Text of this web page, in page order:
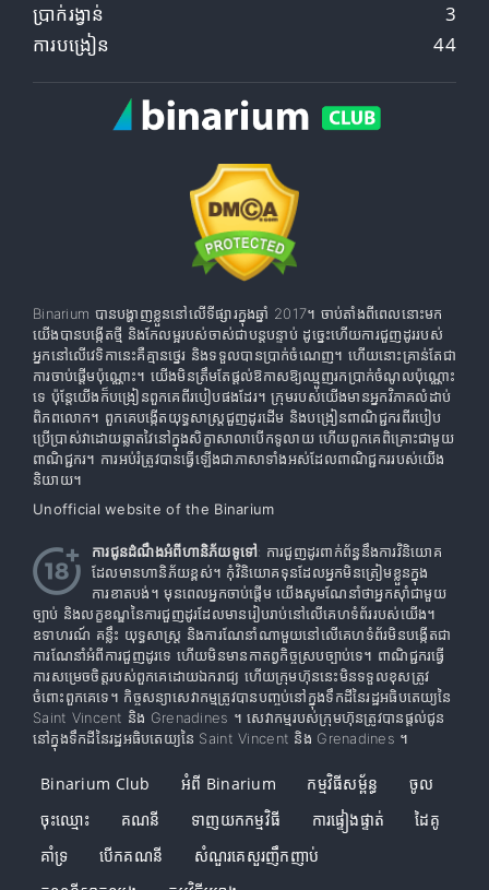
ប្រាក់រង្វាន់
3
ការបង្រៀន
44
Binarium បានបង្ហាញខ្លួននៅលើទីផ្សារក្នុងឆ្នាំ 2017។ ចាប់តាំងពីពេលនោះមក
យើងបានបង្កើតថ្មី និងកែលម្អរបស់ចាស់ជាបន្តបន្ទាប់ ដូច្នេះហើយការជួញដូររបស់
អ្នកនៅលើវេទិកានេះគឺគ្មានថ្នេរ និងទទួលបានប្រាក់ចំណេញ។ ហើយនោះគ្រាន់តែជា
ការចាប់ផ្តើមប៉ុណ្ណោះ។ យើងមិនត្រឹមតែផ្តល់ឱកាសឱ្យឈ្មួញរកប្រាក់ចំណូលប៉ុណ្ណោះ
ទេ ប៉ុន្តែយើងក៏បង្រៀនពួកគេពីរបៀបផងដែរ។ ក្រុមរបស់យើងមានអ្នកវិភាគលំដាប់
ពិភពលោក។ ពួកគេបង្កើតយុទ្ធសាស្រ្តជួញដូរដើម និងបង្រៀនពាណិជ្ជករពីរបៀប
ប្រើប្រាស់វាដោយឆ្លាតវៃនៅក្នុងសិក្ខាសាលាបើកទូលាយ ហើយពួកគេពិគ្រោះជាមួយ
ពាណិជ្ជករ។ ការអប់រំត្រូវបានធ្វើឡើងជាភាសាទាំងអស់ដែលពាណិជ្ជកររបស់យើង
និយាយ។
Unofficial website of the Binarium
ការជូនដំណឹងអំពីហានិភ័យទូទៅ: ការជួញដូរពាក់ព័ន្ធនឹងការវិនិយោគ
ដែលមានហានិភ័យខ្ពស់។ កុំវិនិយោគទុនដែលអ្នកមិនត្រៀមខ្លួនក្នុង
ការខាតបង់។ មុនពេលអ្នកចាប់ផ្តើម យើងសូមណែនាំថាអ្នកស៊ាំជាមួយ
ច្បាប់ និងលក្ខខណ្ឌនៃការជួញដូរដែលមានរៀបរាប់នៅលើគេហទំព័ររបស់យើង។
ឧទាហរណ៍ គន្លឹះ យុទ្ធសាស្ត្រ និងការណែនាំណាមួយនៅលើគេហទំព័រមិនបង្កើតជា
ការណែនាំអំពីការជួញដូរទេ ហើយមិនមានកាតព្វកិច្ចស្របច្បាប់ទេ។ ពាណិជ្ជករធ្វើ
ការសម្រេចចិត្តរបស់ពួកគេដោយឯករាជ្យ ហើយក្រុមហ៊ុននេះមិនទទួលខុសត្រូវ
ចំពោះពួកគេទេ។ កិច្ចសន្យាសេវាកម្មត្រូវបានបញ្ចប់នៅក្នុងទឹកដីនៃរដ្ឋអធិបតេយ្យនៃ
Saint Vincent និង Grenadines ។ សេវាកម្មរបស់ក្រុមហ៊ុនត្រូវបានផ្តល់ជូន
នៅក្នុងទឹកដីនៃរដ្ឋអធិបតេយ្យនៃ Saint Vincent និង Grenadines ។
Binarium Club អំពី Binarium កម្មវិធីសម្ព័ន្ធ
ចូល
ចុះ​ឈ្មោះ
គណនី ទាញយកកម្មវិធី ការផ្ទៀងផ្ទាត់
ដៃគូ
គាំទ្រ
បើក​គណនី
សំណួរគេសួរញឹកញាប់